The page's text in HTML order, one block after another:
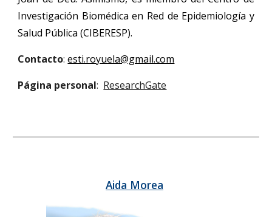
Investigación Biomédica en Red de Epidemiología y
Salud Pública (CIBERESP).
Contacto:esti.royuela@gmail.com
Página personal: ResearchGate
Aida Morea